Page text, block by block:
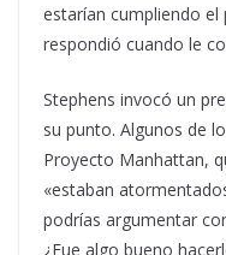
estarían cumpliendo el
respondió cuando le
Stephens invocó un
su punto. Algunos de
Proyecto Manhattan,
«estaban
podrías argumentar
¿Fue algo bueno